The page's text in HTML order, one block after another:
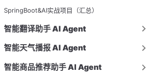
SpringBoot&AI实战项目（汇总）
智能翻译助手 AI Agent
智能天气播报 AI Agent
智能商品推荐助手 AI Agent